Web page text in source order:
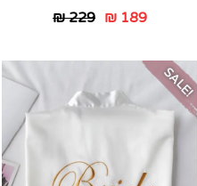
₪229 ₪189
SALE!